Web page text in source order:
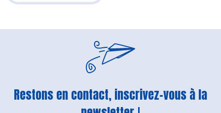
Restons en contact, inscrivez-vous à la